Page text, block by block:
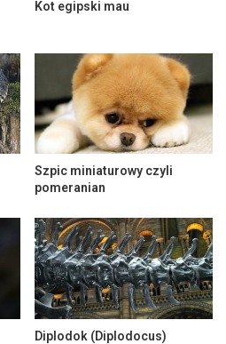
Kot egipski mau
Szpic miniaturowy czyli
pomeranian
Diplodok (Diplodocus)